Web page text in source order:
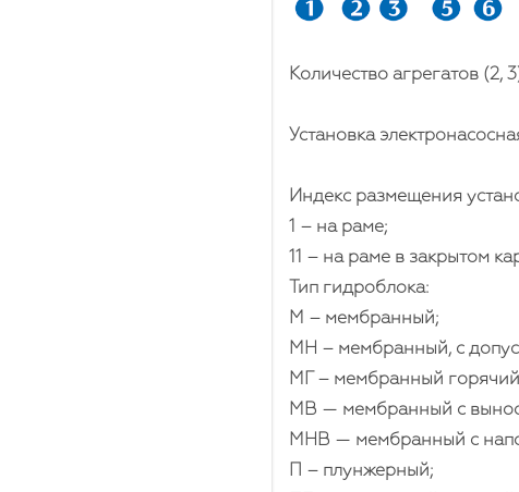
Количество агрегатов (2,
Установка
Индекс размещения
1 – на раме;
11 – на раме в закрытом
Тип гидроблока:
М – мембранный;
МН – мембранный, с
МГ – мембранный
МВ — мембранный с
МНВ — мембранный с
П – плунжерный;